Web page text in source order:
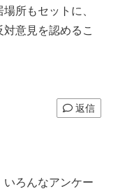
所もセットに、
意見を認めるこ
返信
いろんなアンケー